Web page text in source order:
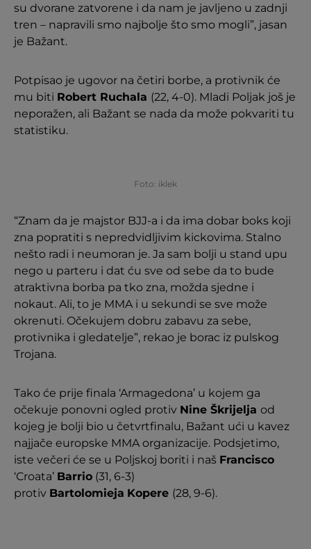
su dvorane zatvorene i da nam je javljeno u zadnji
tren – napravili smo najbolje što smo mogli”, jasan
je Bažant.
Potpisao je ugovor na četiri borbe, a protivnik će
mu biti Robert Ruchala (22, 4-0). Mladi Poljak još je
neporažen, ali Bažant se nada da može pokvariti tu
statistiku.
Foto: iklek
“Znam da je majstor BJJ-a i da ima dobar boks koji
zna popratiti s nepredvidljivim kickovima. Stalno
nešto radi i neumoran je. Ja sam bolji u stand upu
nego u parteru i dat ću sve od sebe da to bude
atraktivna borba pa tko zna, možda sjedne i
nokaut. Ali, to je MMA i u sekundi se sve može
okrenuti. Očekujem dobru zabavu za sebe,
protivnika i gledatelje”, rekao je borac iz pulskog
Trojana.
Tako će prije finala ‘Armagedona’ u kojem ga
očekuje ponovni ogled protiv Nine Škrijelja od
kojeg je bolji bio u četvrtfinalu, Bažant ući u kavez
najjače europske MMA organizacije. Podsjetimo,
iste večeri će se u Poljskoj boriti i naš Francisco
‘Croata’ Barrio (31, 6-3)
protiv Bartolomieja Kopere (28, 9-6).